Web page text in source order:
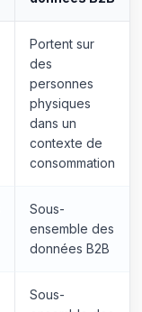
Portent sur
des
personnes
physiques
dans un
contexte de
consommation
Sous-
ensemble des
données B2B
Sous-